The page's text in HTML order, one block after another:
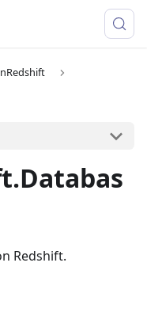
Redshift.